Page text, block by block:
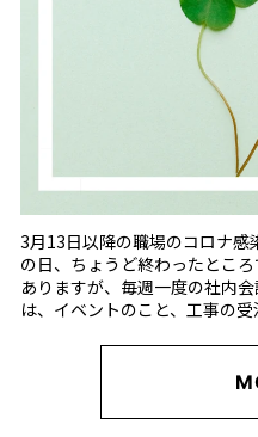
3月13日以降の職場のコロナ
の日、ちょうど終わったとこ
ありますが、毎週一度の社内
は、イベントのこと、工事の